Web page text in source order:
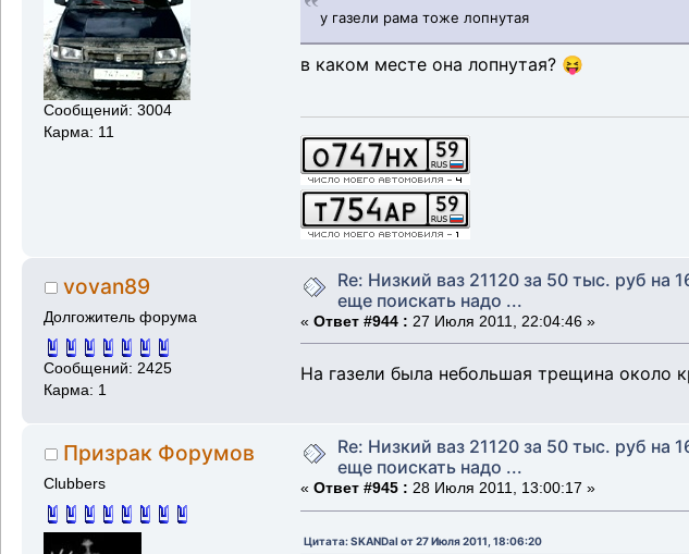
Сообщений: 3004
Карма: 11
у газели рама тоже лопнутая
в каком месте она лопнутая? 😝
vovan89
Долгожитель форума
Сообщений: 2425
Карма: 1
Re: Низкий ваз 21120 за 50 тыс. руб на
еще поискать надо ...
« Ответ #944 : 27 Июля 2011, 22:04:46 »
На газели была небольшая трещина около
Призрак Форумов
Clubbers
Re: Низкий ваз 21120 за 50 тыс. руб на
еще поискать надо ...
« Ответ #945 : 28 Июля 2011, 13:00:17 »
Цитата: SKANDal от 27 Июля 2011, 18:06:20